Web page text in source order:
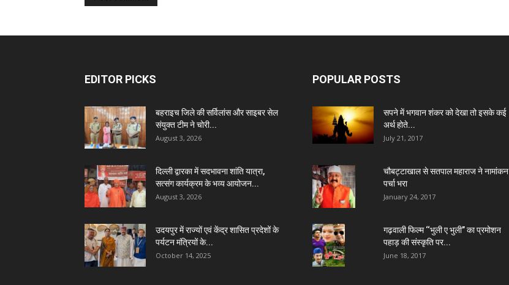
EDITOR PICKS
बहराइच जिले की सर्विलांस और साइबर सेल
संयुक्त टीम ने चोरी...
August 3, 2026
दिल्ली द्वारका में सदभावना शांति यात्रा,
सत्संग कार्यक्रम के भव्य आयोजन...
August 3, 2026
उदयपुर में राज्यों एवं केंद्र शासित प्रदेशों के
पर्यटन मंत्रियों के...
October 14, 2025
POPULAR POSTS
सपने में भगवान शंकर को देखा तो इसके कई
अर्थ होते...
July 21, 2017
चौबट्टाखाल से सतपाल महाराज ने नामांकन
पर्चा भरा
January 24, 2017
गढ़वाली फिल्म ‘‘भुली ए भुली’’ का प्रमोशन
पहाड़ की संस्कृति पर...
June 18, 2017